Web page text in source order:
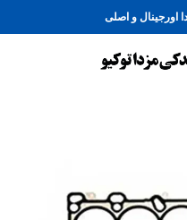
اورجینال و اصلی